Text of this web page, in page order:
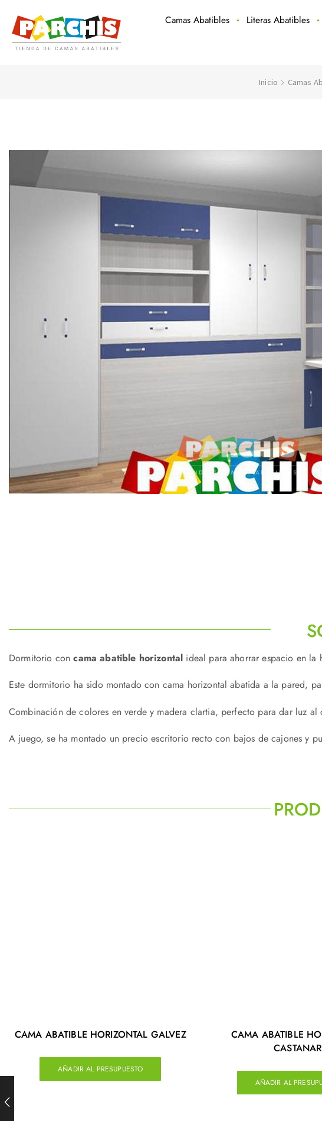
Camas Abatibles Literas Abatibles
Inicio Camas
Dormitorio concama abatible horizontal ideal para ahorrar espacio en la
Este dormitorio ha sido montado con cama horizontal abatida a la pared,
Combinación de colores en verde y madera clartia, perfecto para dar luz al
A juego, se ha montado un precio escritorio recto con bajos de cajones y
CAMA ABATIBLE HORIZONTAL GALVEZ
AÑADIR AL PRESUPUESTO
CAMA ABATIBLE
CASTANAR
AÑADIR AL